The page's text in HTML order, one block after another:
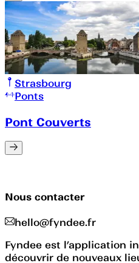
Strasbourg
Ponts
Pont Couverts
Nous contacter
hello@fyndee.fr
Fyndee est l’application
découvrir de nouveaux